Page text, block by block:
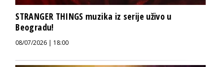
STRANGER THINGS muzika iz serije uživo u
Beogradu!
08/07/2026 | 18:00